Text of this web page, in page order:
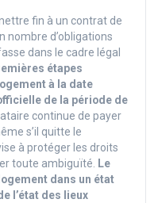
fin à un contrat de
nombre d’obligations
dans le cadre légal
étapes
à la date
de la période de
continue de payer
s’il quitte le
à protéger les droits
toute ambiguïté. Le
dans un état
l’état des lieux